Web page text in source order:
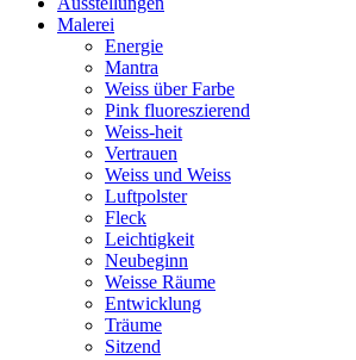
Malerei
Energie
Mantra
Weiss über Farbe
Pink fluoreszierend
Weiss-heit
Vertrauen
Weiss und Weiss
Luftpolster
Fleck
Leichtigkeit
Neubeginn
Weisse Räume
Entwicklung
Träume
Sitzend